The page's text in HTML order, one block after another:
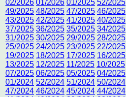
02/2026 01/2026 01/2025 52/2025
49/2025 48/2025 47/2025 46/2025
43/2025 42/2025 41/2025 40/2025
37/2025 36/2025 35/2025 34/2025
31/2025 30/2025 29/2025 28/2025
25/2025 24/2025 23/2025 22/2025
19/2025 18/2025 17/2025 16/2025
13/2025 12/2025 11/2025 10/2025
07/2025 06/2025 05/2025 04/2025
01/2024 52/2024 51/2024 50/2024
47/2024 46/2024 45/2024 44/2024